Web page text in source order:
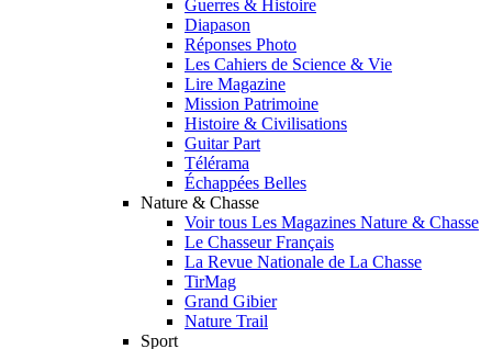
Guerres & Histoire
Diapason
Réponses Photo
Les Cahiers de Science & Vie
Lire Magazine
Mission Patrimoine
Histoire & Civilisations
Guitar Part
Télérama
Échappées Belles
Nature & Chasse
Voir tous Les Magazines Nature & Chasse
Le Chasseur Français
La Revue Nationale de La Chasse
TirMag
Grand Gibier
Nature Trail
Sport